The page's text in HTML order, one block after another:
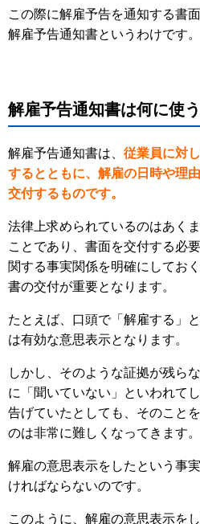
この際に解雇予告を通知する書
解雇予告通知書というわけです。
解雇予告通知書は何に使
解雇予告通知書は、 従業員に対
するとともに、解雇の日時や理
交付するものです。
法律上求められているのはあく
ことであり、書面を交付する必
関する事実関係を明確にしてお
書の交付が重要となります。
たとえば、口頭で「解雇する」
は有効な意思表示となります。
しかし、そのような証拠が残ら
に「聞いていない」といわれて
告げていたとしても、そのこと
のは非常に難しくなってきます。
解雇の意思表示をしたという事
ければならないのです。
このように、解雇の意思表示を